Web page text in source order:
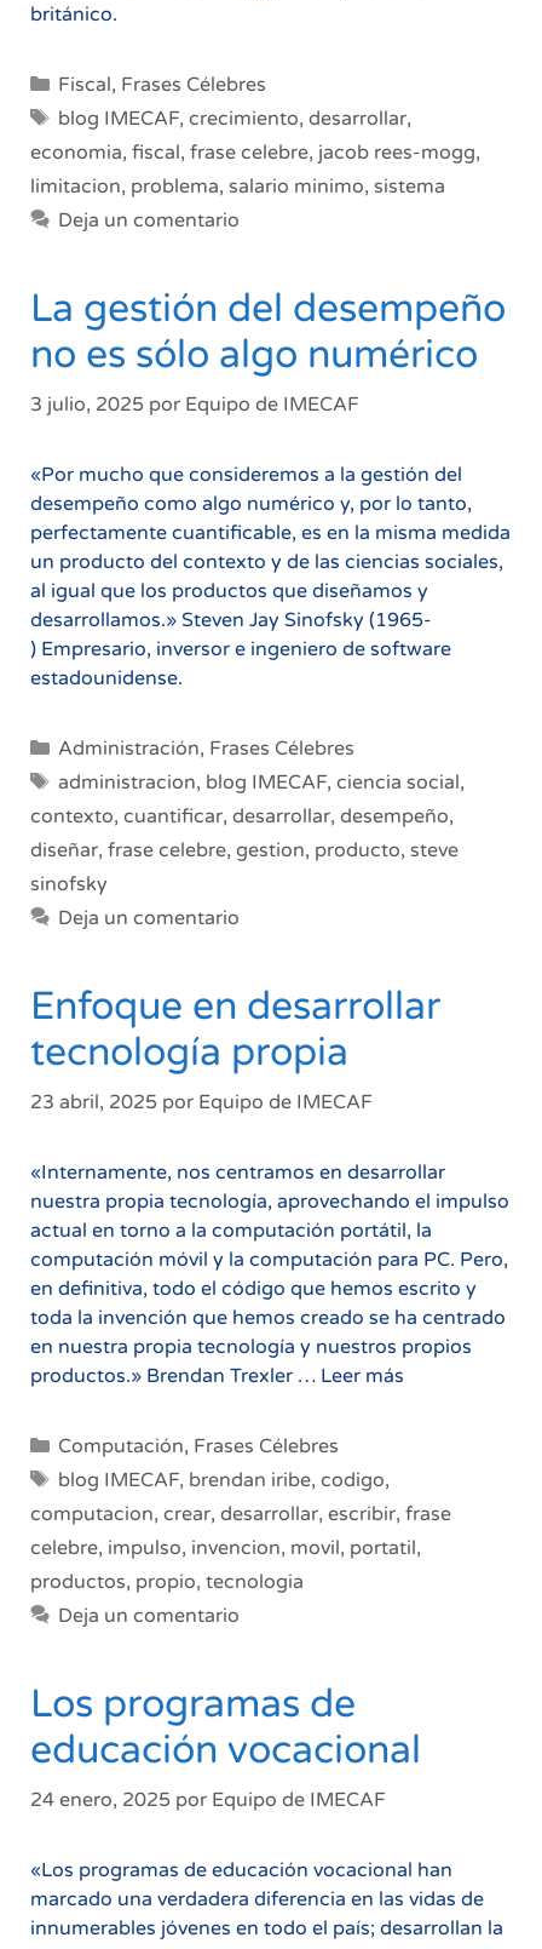
británico.
Categorías
Fiscal, Frases Célebres
Etiquetas
blog IMECAF, crecimiento, desarrollar,
economia, fiscal, frase celebre, jacob rees-mogg,
limitacion, problema, salario minimo, sistema
Deja un comentario
La gestión del desempeño
no es sólo algo numérico
3 julio, 2025 por Equipo de IMECAF
«Por mucho que consideremos a la gestión del
desempeño como algo numérico y, por lo tanto,
perfectamente cuantificable, es en la misma medida
un producto del contexto y de las ciencias sociales,
al igual que los productos que diseñamos y
desarrollamos.» Steven Jay Sinofsky (1965-
) Empresario, inversor e ingeniero de software
estadounidense.
Categorías
Administración, Frases Célebres
Etiquetas
administracion, blog IMECAF, ciencia social,
contexto, cuantificar, desarrollar, desempeño,
diseñar, frase celebre, gestion, producto, steve
sinofsky
Deja un comentario
Enfoque en desarrollar
tecnología propia
23 abril, 2025 por Equipo de IMECAF
«Internamente, nos centramos en desarrollar
nuestra propia tecnología, aprovechando el impulso
actual en torno a la computación portátil, la
computación móvil y la computación para PC. Pero,
en definitiva, todo el código que hemos escrito y
toda la invención que hemos creado se ha centrado
en nuestra propia tecnología y nuestros propios
productos.» Brendan Trexler … Leer más
Categorías
Computación, Frases Célebres
Etiquetas
blog IMECAF, brendan iribe, codigo,
computacion, crear, desarrollar, escribir, frase
celebre, impulso, invencion, movil, portatil,
productos, propio, tecnologia
Deja un comentario
Los programas de
educación vocacional
24 enero, 2025 por Equipo de IMECAF
«Los programas de educación vocacional han
marcado una verdadera diferencia en las vidas de
innumerables jóvenes en todo el país; desarrollan la